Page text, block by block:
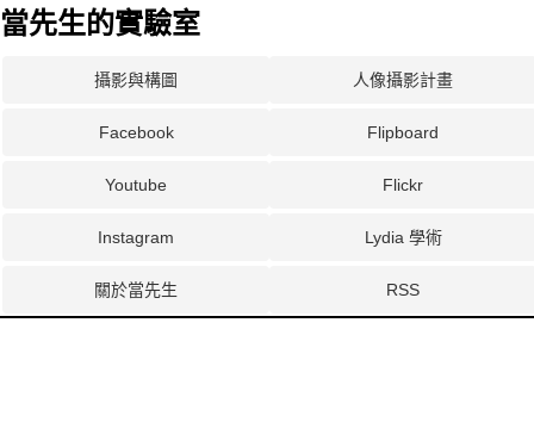
當先生的實驗室
攝影與構圖 人像攝影計畫
Facebook Flipboard
Youtube Flickr
Instagram Lydia 學術
關於當先生 RSS